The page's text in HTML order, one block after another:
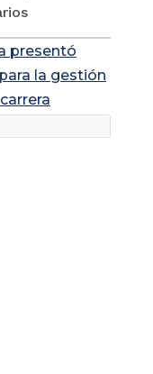
presentó
la gestión